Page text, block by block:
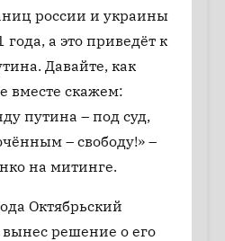
россии и украины
а это приведёт к
Давайте, как
вместе скажем:
путина – под суд,
– свободу!» –
на митинге.
Октябрьский
решение о его